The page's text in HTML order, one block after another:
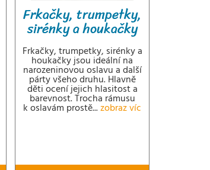
Frkačky, trumpetky,
sirénky a houkačky
Frkačky, trumpetky, sirénky a
houkačky jsou ideální na
narozeninovou oslavu a další
párty všeho druhu. Hlavně
děti ocení jejich hlasitost a
barevnost. Trocha rámusu
k oslavám prostě... zobraz víc